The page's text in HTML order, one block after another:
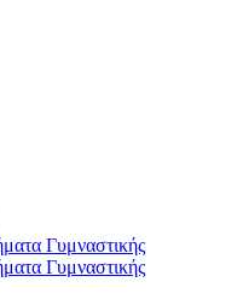
Γυμναστικής
Γυμναστικής